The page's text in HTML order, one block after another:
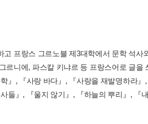
프랑스 그르노블 제3대학에서 문학 석사
니에, 파스칼 키냐르 등 프랑스어로 글을
』, 『사랑 바다』, 『사랑을 재발명하라』
들』, 『울지 않기』, 『하늘의 뿌리』, 『